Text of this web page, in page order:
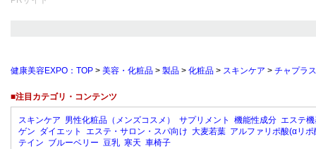
健康美容EXPO：TOP > 美容・化粧品 > 製品 > 化粧品 > スキンケア > チャプラ
■注目カテゴリ・コンテンツ
スキンケア 男性化粧品（メンズコスメ） サプリメント 機能性成分 エステ
ゲン ダイエット エステ・サロン・スパ向け 大麦若葉 アルファリポ酸(αリポ
テイン ブルーベリー 豆乳 寒天 車椅子